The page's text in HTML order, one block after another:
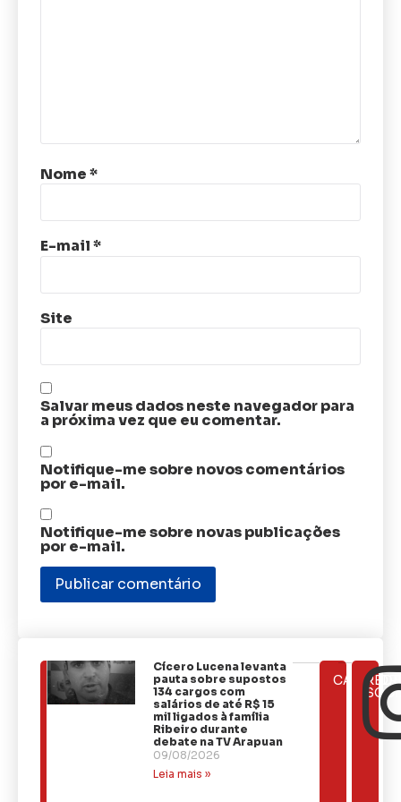
Nome*
E-mail*
Site
Salvar meus dados neste navegador para
a próxima vez que eu comentar.
Notifique-me sobre novos comentários
por e-mail.
Notifique-me sobre novas publicações
por e-mail.
ÚLTIMAS
NOTÍCIAS
Cícero Lucena levanta
pauta sobre supostos
134 cargos com
salários de até R$ 15
mil ligados à família
Ribeiro durante
debate na TV Arapuan
09/08/2026
Leia mais »